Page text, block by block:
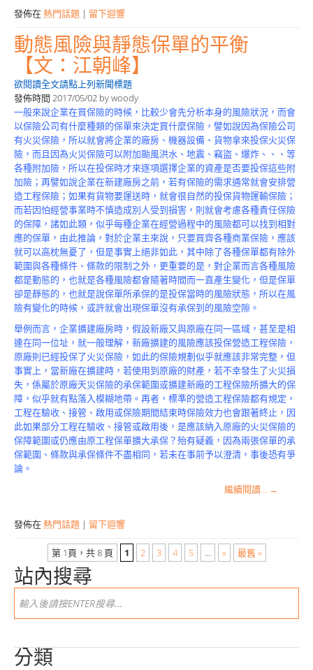
發佈在熱門話題 | 留下迴響
動態風險與靜態保單的平衡
【文：江朝峰】
欲閱讀全文請點上列新聞標題
發佈時間 2017/05/02 bywoody
一般來說企業在買保險的時候，比較少會先分析本身的風險狀況，而會
以保險公司有什麼種類的保單來決定買什麼保險，譬如說因為保險公司
有火災保險，所以就會將企業的廠房、機器設備、貨物拿來投保火災保
險，而且因為火災保險可以附加颱風洪水、地震、竊盜、爆炸、、、等
各種附加險，所以在投保時才來逐項選擇企業的資產是否要投保這些附
加險；再譬如說企業在新建廠房之前，若有保險的需求通常就會安排營
造工程保險；如果有貨物要運送時，就會很自然的投保貨物運輸保險；
而若因怕經營事業時不慎造成別人受到損害，則就會考慮各種責任保險
的保障，諸如此類，似乎每種企業在經營過程中的風險都可以找到相對
應的保單，由此推論，對於企業主來說，只要買齊各種商業保險，應該
就可以高枕無憂了，但是事實上絕非如此，其中除了各種保單都有除外
範圍與各種條件、條款的限制之外，更重要的是，對企業而言各種風險
都是動態的，也就是各種風險都會隨著時間而一直產生變化，但是保單
卻是靜態的，也就是說保單所承保的是投保當時的風險狀態，所以在風
險有變化的時候，或許就會出現保單沒有承保到的風險空隙。
舉例而言，企業擴建廠房時，假設新廠又與原廠在同一區域，甚至是相
連在同一位址，就一般理解，新廠擴建的風險應該投保營造工程保險，
原廠則已經投保了火災保險，如此的保險規劃似乎就應該非常完整，但
事實上，當新廠在擴建時，若使用到原廠的財產，若不幸發生了火災損
失，係屬於原廠天災保險的承保範圍或擴建新廠的工程保險所擴大的保
障，似乎就有點落入模糊地帶。再者，標準的營造工程保險都有規定，
工程在驗收、接管、啟用或保險期間結束時保險效力也會跟著終止，因
此如果部分工程在驗收、接管或啟用後，是應該納入原廠的火災保險的
保障範圍或仍應由原工程保單擴大承保？殆有疑義，因為兩張保單的承
保範圍、條款與承保條件不盡相同，若未在事前予以澄清，事後恐有爭
論。
繼續閱讀… →
發佈在熱門話題 | 留下迴響
第 1頁，共 8 頁 1 2 3 4 5 ... » 最舊 »
站內搜尋
分類